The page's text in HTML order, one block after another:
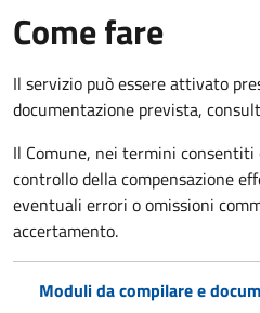
Come fare
Il servizio può essere attivato
documentazione prevista,
Il Comune, nei termini consentiti
controllo della compensazione
eventuali errori o omissioni
accertamento.
Moduli da compilare e